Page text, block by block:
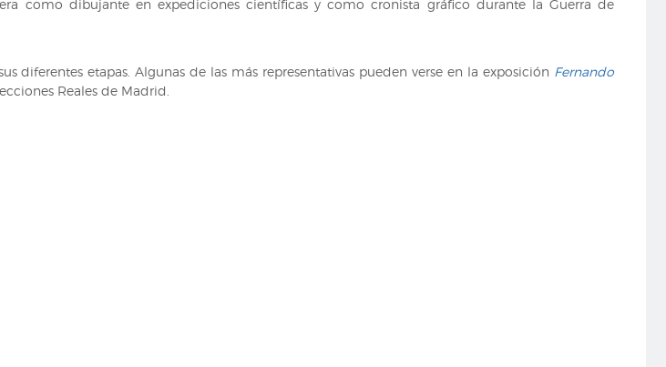
como dibujante en expediciones científicas y como cronista gráfico durante la Guerra de
etapas. Algunas de las más representativas pueden verse en la exposición Fernando
Reales de Madrid.